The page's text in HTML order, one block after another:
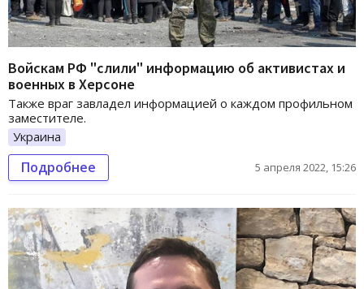
Войскам РФ "слили" информацию об активистах и
военных в Херсоне
Также враг завладел информацией о каждом профильном
заместителе.
Украина
Подробнее 5 апреля 2022, 15:26